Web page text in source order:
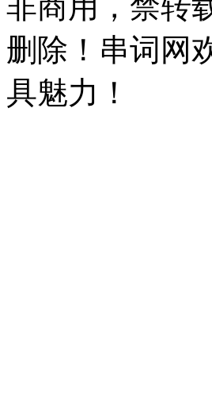
删除！串词网
具魅力！